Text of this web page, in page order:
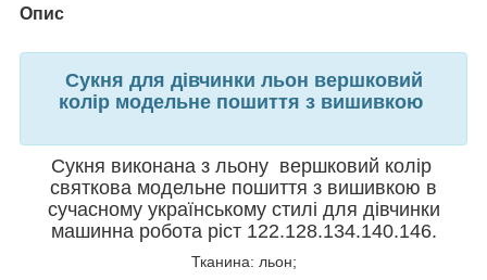
Опис
Сукня для дівчинки льон вершковий
колір модельне пошиття з вишивкою
Сукня виконана з льону вершковий колір
святкова модельне пошиття з вишивкою в
сучасному українському стилі для дівчинки
машинна робота ріст 122.128.134.140.146.
Тканина: льон;